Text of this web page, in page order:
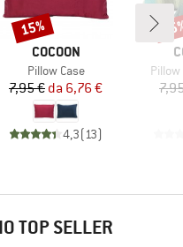
MARCHIO
COCOON
Articolo
Pillow Case
Prezzo
7,95 € Prezzo ridotto
da 6,76 €
4,3(13)
Sconto
15%
Pillow
TOP SELLER